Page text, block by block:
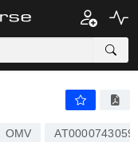
OMV AT0000743059